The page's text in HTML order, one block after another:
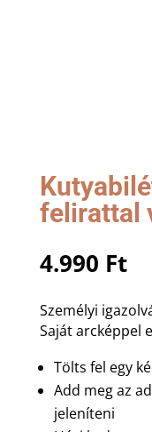
felirattal
4.990 Ft
Személyi
Saját arcképpel
Tölts fel egy
Add meg az
jeleníteni